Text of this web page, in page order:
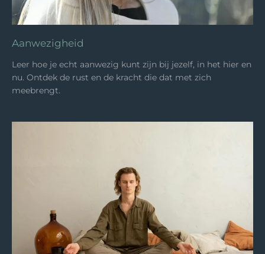
Aanwezigheid
Leer hoe je echt aanwezig kunt zijn bij jezelf, in het hier en
nu. Ontdek de rust en de kracht die dat met zich
meebrengt.